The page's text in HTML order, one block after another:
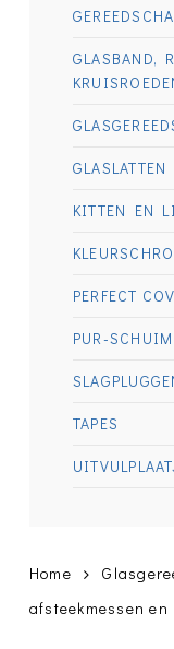
GLASBAND,
GLASLATTEN
KITTEN EN
PERFECT
PUR-
TAPES
Home
afsteekmessen en